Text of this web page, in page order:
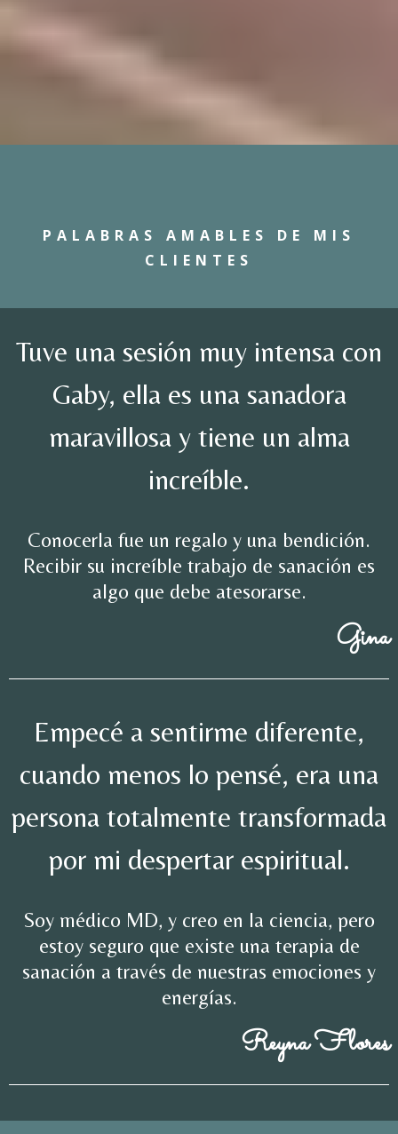
PALABRAS AMABLES DE MIS
CLIENTES
Tuve una sesión muy intensa con
Gaby, ella es una sanadora
maravillosa y tiene un alma
increíble.
Conocerla fue un regalo y una bendición.
Recibir su increíble trabajo de sanación es
algo que debe atesorarse.
Gina
Empecé a sentirme diferente,
cuando menos lo pensé, era una
persona totalmente transformada
por mi despertar espiritual.
Soy médico MD, y creo en la ciencia, pero
estoy seguro que existe una terapia de
sanación a través de nuestras emociones y
energías.
Reyna Flores